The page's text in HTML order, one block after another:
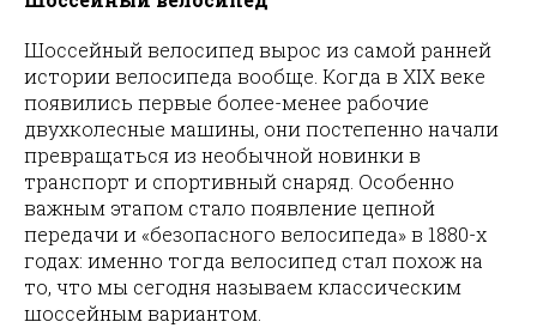
Шоссейный велосипед вырос из самой ранней
истории велосипеда вообще. Когда в XIX веке
появились первые более-менее рабочие
двухколесные машины, они постепенно начали
превращаться из необычной новинки в
транспорт и спортивный снаряд. Особенно
важным этапом стало появление цепной
передачи и «безопасного велосипеда» в 1880-х
годах: именно тогда велосипед стал похож на
то, что мы сегодня называем классическим
шоссейным вариантом.